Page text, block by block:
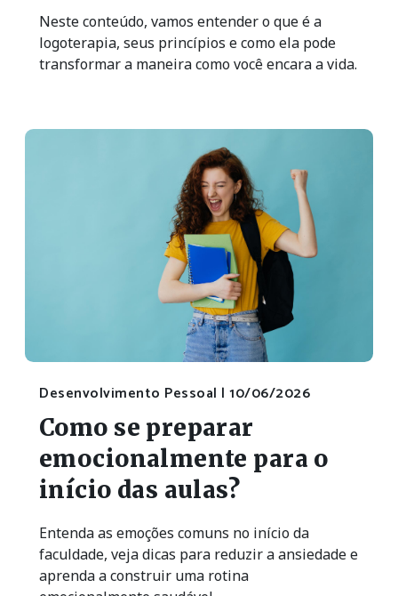
Neste conteúdo, vamos entender o que é a
logoterapia, seus princípios e como ela pode
transformar a maneira como você encara a vida.
Desenvolvimento Pessoal | 10/06/2026
Como se preparar
emocionalmente para o
início das aulas?
Entenda as emoções comuns no início da
faculdade, veja dicas para reduzir a ansiedade e
aprenda a construir uma rotina